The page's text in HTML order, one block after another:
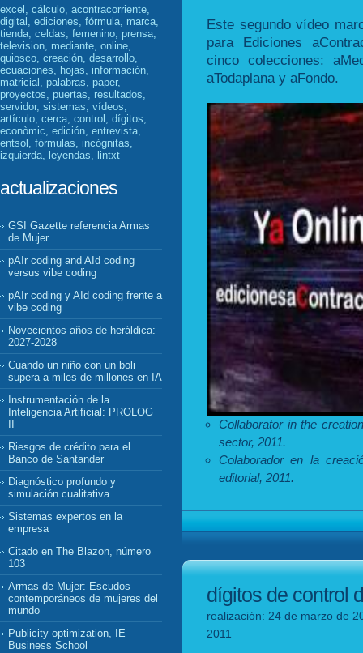
excel, cálculo, acontracorriente,
digital, ediciones, fórmula, marca,
tienda, celdas, femenino, prensa,
television, mediante, online,
quiosco, creación, desarrollo,
ecuaciones, hojas, información,
matricial, palabras, paper,
proyectos, puertas, resultados,
servidor, sistemas, vídeos,
artículo, cerca, control, dígitos,
econòmic, edición, entrevista,
entsol, fórmulas, incógnitas,
izquierda, leyendas, lintxt
actualizaciones
GSI Gazette referencia Armas
de Mujer
pAIr coding and AId coding
versus vibe coding
pAIr coding y AId coding frente a
vibe coding
Novecientos años de heráldica:
2027-2028
Cuando un niño con un boli
supera a miles de millones en IA
Instrumentación de la
Inteligencia Artificial: PROLOG
Riesgos de crédito para el
Banco de Santander
Diagnóstico profundo y
simulación cualitativa
Sistemas expertos en la
empresa
Citado en The Blazon, número
103
Armas de Mujer: Escudos
contemporáneos de mujeres del
mundo
Publicity optimization, IE
Business School
Este segundo vídeo
para Ediciones
cinco colecciones:
aTodaplana y aFondo.
Collaborator in the
sector, 2011.
Colaborador en la
editorial, 2011.
dígitos de control
realización: 24 de marzo de
2011